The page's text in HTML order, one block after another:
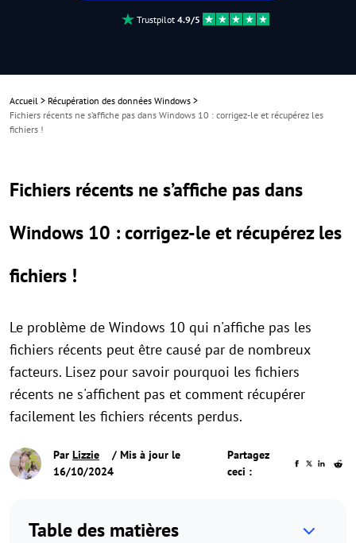
Trustpilot 4.9/5
Accueil > Récupération des données Windows >
Fichiers récents ne s’affiche pas dans Windows 10 : corrigez-le et récupérez les
fichiers !
Fichiers récents ne s’affiche pas dans
Windows 10 : corrigez-le et récupérez les
fichiers !
Le problème de Windows 10 qui n'affiche pas les
fichiers récents peut être causé par de nombreux
facteurs. Lisez pour savoir pourquoi les fichiers
récents ne s'affichent pas et comment récupérer
facilement les fichiers récents perdus.
Par Lizzie
/ Mis à jour le
16/10/2024
Partagez
ceci :
Table des matières